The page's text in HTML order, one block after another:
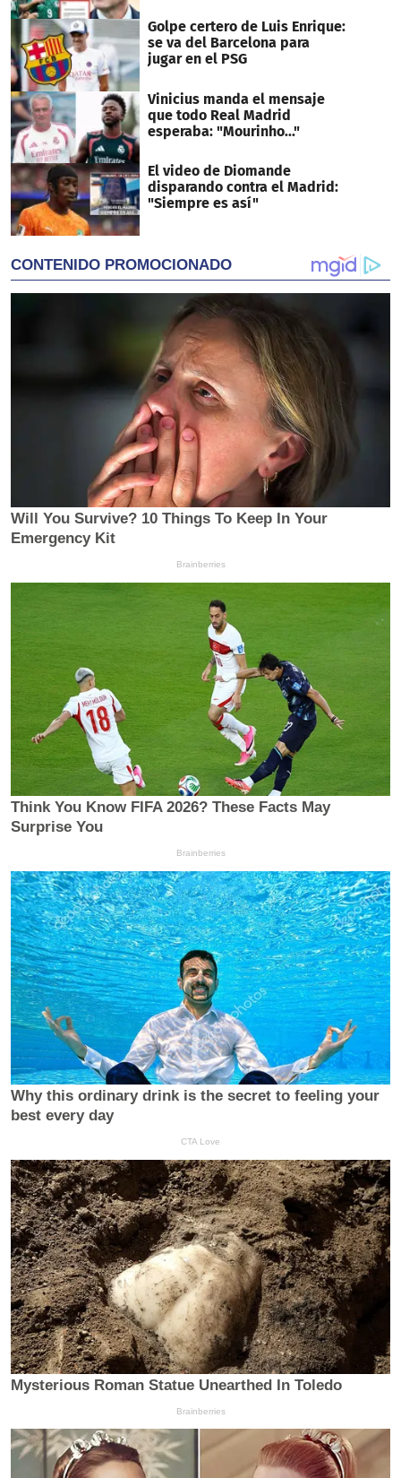
Golpe certero de Luis Enrique:
se va del Barcelona para
jugar en el PSG
Vinicius manda el mensaje
que todo Real Madrid
esperaba: "Mourinho..."
El video de Diomande
disparando contra el Madrid:
"Siempre es así"